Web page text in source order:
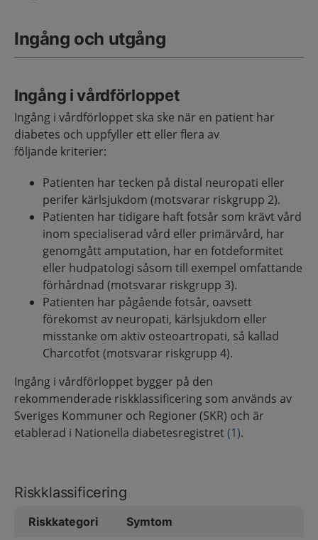
Ingång och utgång
Ingång i vårdförloppet
Ingång i vårdförloppet ska ske när en patient har
diabetes och uppfyller ett eller flera av
följande kriterier:
Patienten har tecken på distal neuropati eller
perifer kärlsjukdom (motsvarar riskgrupp 2).
Patienten har tidigare haft fotsår som krävt vård
inom specialiserad vård eller primärvård, har
genomgått amputation, har en fotdeformitet
eller hudpatologi såsom till exempel omfattande
förhårdnad (motsvarar riskgrupp 3).
Patienten har pågående fotsår, oavsett
förekomst av neuropati, kärlsjukdom eller
misstanke om aktiv osteoartropati, så kallad
Charcotfot (motsvarar riskgrupp 4).
Ingång i vårdförloppet bygger på den
rekommenderade riskklassificering som används av
Sveriges Kommuner och Regioner (SKR) och är
etablerad i Nationella diabetesregistret(1).
Riskklassificering
Riskkategori Symtom